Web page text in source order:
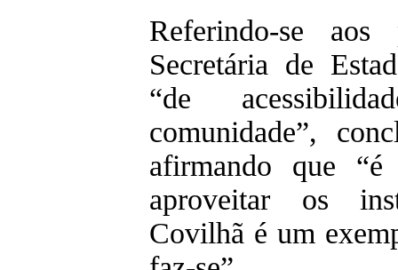
Referindo-se aos
Secretária de
“de
comunidade”,
afirmando que
aproveitar os
Covilhã é um